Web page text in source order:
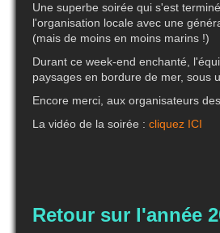
Une superbe soirée qui s'est
l'organisation locale avec une
(mais de moins en moins marins !)
Durant ce week-end enchanté,
paysages en bordure de mer, sous
Encore merci, aux organisateurs
La vidéo de la soirée : cliquez ICI
Retour sur l'année